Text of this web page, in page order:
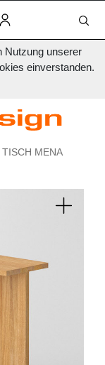
Nutzung unserer
einverstanden.
TISCH MENA